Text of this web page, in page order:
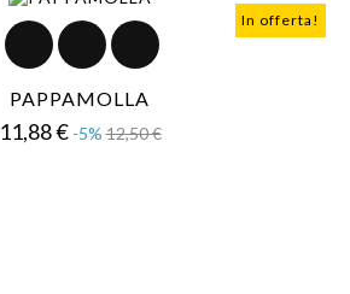
In offerta!
PAPPAMOLLA
11,88 € Prezzo
-5% 12,50 €Prezzo